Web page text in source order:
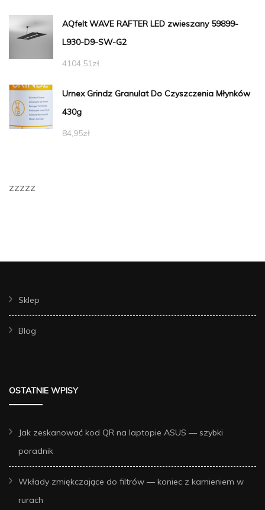
AQfelt WAVE RAFTER LED zwieszany 59899-
L930-D9-SW-G2
4104,51zł
Urnex Grindz Granulat Do Czyszczenia Młynków
430g
84,95zł
zzzzz
Sklep
Blog
OSTATNIE WPISY
Jak zeskanować kod QR na laptopie ASUS — szybki
poradnik
Wkłady zmiękczające do filtrów — koniec z kamieniem w
rurach